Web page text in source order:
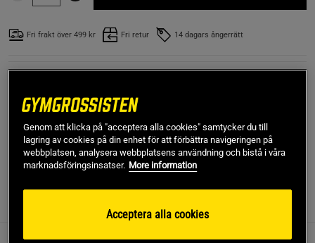
Fri frakt över 499 kr Fri retur 14 dagars ångerrätt
SKU #A506-55| EAN7350071060261
Amino Tabletter är ett kosttillskott från Better You i form av
tabletter med aminosyror från spjälkat vassleprotein. Upp
till + 9 000 mg fria aminosyror per daglig dos.
Läs mer
Genom att klicka på "acceptera alla cookies" samtycker du till
lagring av cookies på din enhet för att förbättra navigeringen på
webbplatsen, analysera webbplatsens användning och bistå i våra
marknadsföringsinsatser. More information
Acceptera alla cookies